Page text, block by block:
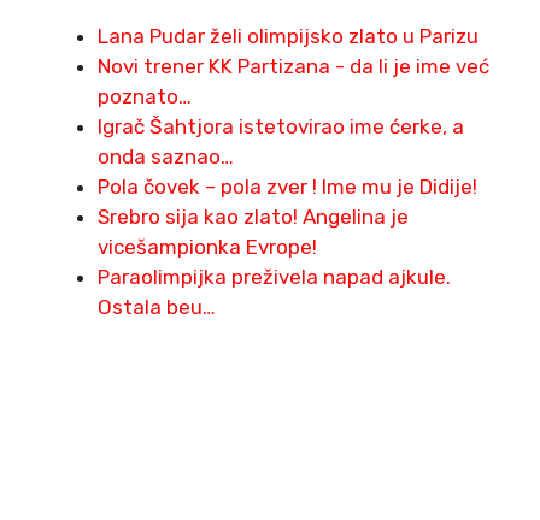
Lana Pudar želi olimpijsko zlato u Parizu
Novi trener KK Partizana - da li je ime već
poznato…
Igrač Šahtjora istetovirao ime ćerke, a
onda saznao…
Pola čovek – pola zver ! Ime mu je Didije!
Srebro sija kao zlato! Angelina je
vicešampionka Evrope!
Paraolimpijka preživela napad ajkule.
Ostala beu…